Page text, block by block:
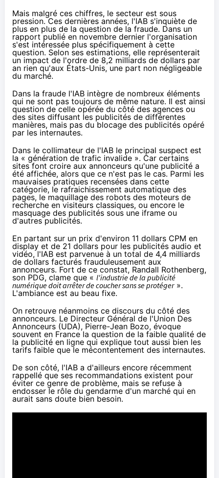
Mais malgré ces chiffres, le secteur est sous
pression. Ces dernières années, l'IAB s'inquiète de
plus en plus de la question de la fraude. Dans un
rapportpublié en novembre dernier l'organisation
s'est intéressée plus spécifiquement à cette
question. Selon ses estimations, elle représenterait
un impact de l'ordre de 8,2 milliards de dollars par
an rien qu'aux États-Unis, une part non négligeable
du marché.
Dans la fraude l'IAB intègre de nombreux éléments
qui ne sont pas toujours de même nature. Il est ainsi
question de celle opérée du côté des agences ou
des sites diffusant les publicités de différentes
manières, mais pas du blocage des publicités opéré
par les internautes.
Dans le collimateur de l'IAB le principal suspect est
la « génération de trafic invalide ». Car certains
sites font croire aux annonceurs qu'une publicité a
été affichée, alors que ce n'est pas le cas. Parmi les
mauvaises pratiques recensées dans cette
catégorie, le rafraichissement automatique des
pages, le maquillage des robots des moteurs de
recherche en visiteurs classiques, ou encore le
masquage des publicités sous une iframe ou
d'autres publicités.
En partant sur un prix d'environ 11 dollars CPM en
display et de 21 dollars pour les publicités audio et
vidéo, l'IAB est parvenue à un total de 4,4 milliards
de dollars facturés frauduleusement aux
annonceurs. Fort de ce constat, Randall Rothenberg,
son PDG, clame que « l'industrie de la publicité
numérique doit arrêter de coucher sans se protéger».
L'ambiance est au beau fixe.
On retrouve néanmoins ce discours du côté des
annonceurs. Le Directeur Général de l'Union Des
Annonceurs (UDA), Pierre-Jean Bozo, évoque
souvent en France la question de la faible qualité de
la publicité en ligne qui explique tout aussi bien les
tarifs faible que le mécontentement des internautes.
De son côté, l'IAB a d'ailleurs encore récemment
rappellé que ses recommandations existent pour
éviter ce genre de problème, mais se refuse à
endosser le rôle du gendarme d'un marché qui en
aurait sans doute bien besoin.